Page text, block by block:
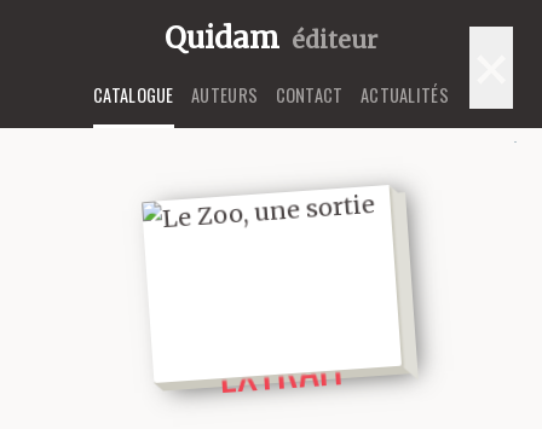
Quidam éditeur
CATALOGUE AUTEURS CONTACT ACTUALITÉS
EXTRAIT